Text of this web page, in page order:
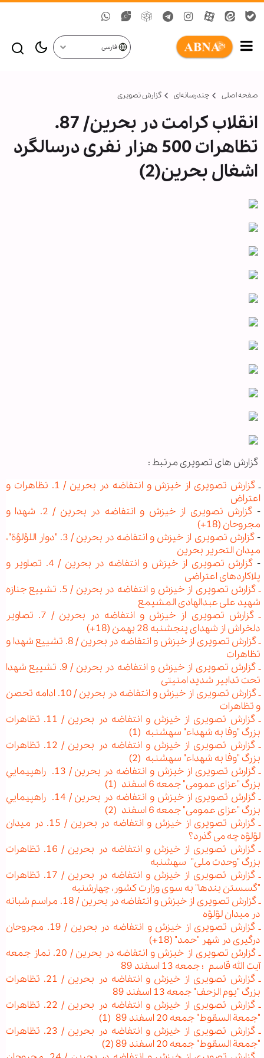
فارسی
صفحه اصلی چندرسانه‌ای گزارش تصويری
انقلاب كرامت در بحرين/ 87.
تظاهرات 500 هزار نفری درسالگرد
اشغال بحرین(2)
گزارش های تصویری مرتبط :
ـگزارش
تصویری از خیزش و انتفاضه در بحرین / 1. تظاهرات و
اعتراض
-
گزارش تصویری از خیزش و انتفاضه در بحرین / 2. شهدا و
مجروحان (18+)
-
گزارش تصویری از خیزش و انتفاضه در بحرین / 3. "دوار اللؤلؤة"،
میدان التحریر بحرین
-
گزارش تصویری از خیزش و انتفاضه در بحرین / 4. تصاویر و
پلاکاردهای اعتراضی
ـ گزارش تصویری از خیزش و انتفاضه در بحرین / 5. تشییع جنازه
شهید علی عبدالهادی المشیمع
ـ گزارش تصویری از خیزش و انتفاضه در بحرین / 7. تصاویر
دلخراش از شهدای پنجشنبه 28 بهمن (18+)
ـ گزارش تصویری از خیزش و انتفاضه در بحرین / 8. تشییع شهدا و
تظاهرات
ـ گزارش تصویری از خیزش و انتفاضه در بحرین / 9. تشییع شهدا
تحت تدابیر شدید امنیتی
ـ گزارش تصویری از خیزش و انتفاضه در بحرین / 10. ادامه تحصن
و تظاهرات
ـ گزارش تصویری از خیزش و انتفاضه در بحرین / 11. تظاهرات
بزرگ "وفا به شهداء" سه‏شنبه (1)
ـ گزارش تصویری از خیزش و انتفاضه در بحرین / 12. تظاهرات
بزرگ "وفا به شهداء" سه‏شنبه (2)
ـ گزارش تصویری از خیزش و انتفاضه در بحرین / 13. راهپيمايي
بزرگ "عزای عمومی" جمعه 6 اسفند (1)
ـ گزارش تصویری از خیزش و انتفاضه در بحرین / 14. راهپيمايي
بزرگ "عزای عمومی" جمعه 6 اسفند (2)
ـ گزارش تصویری از خیزش و انتفاضه در بحرین / 15. در میدان
لؤلؤه چه می گذرد؟
ـ گزارش تصویری از خیزش و انتفاضه در بحرین / 16. تظاهرات
بزرگ "وحدت ملی" سه‏شنبه
ـ گزارش تصویری از خیزش و انتفاضه در بحرین / 17. تظاهرات
"گسستن بندها" به سوی وزارت کشور، چهارشنبه
ـ گزارش تصویری از خیزش و انتفاضه در بحرین / 18. مراسم شبانه
در میدان لؤلؤه
ـ گزارش تصویری از خیزش و انتفاضه در بحرین / 19. مجروحان
درگیری در شهر "حمد" (18+)
ـ گزارش تصویری از خیزش و انتفاضه در بحرین / 20. نماز جمعه
آیت الله قاسم ؛ جمعه 13 اسفند 89
ـ گزارش تصویری از خیزش و انتفاضه در بحرین / 21. تظاهرات
بزرگ "یوم الزحف" جمعه 13 اسفند 89
ـ گزارش تصویری از خیزش و انتفاضه در بحرین / 22. تظاهرات
"جمعة السقوط" جمعه 20 اسفند 89 (1)
ـ گزارش تصویری از خیزش و انتفاضه در بحرین / 23. تظاهرات
"جمعة السقوط" جمعه 20 اسفند 89 (2)